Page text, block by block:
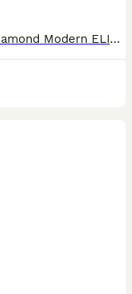
Sto, född -23 Iron-Sandakan-Royal Diamond Modern ELIT och välmeriterat möderne med flertalet diplomhästar. Inridning påbörjad. Känslig individ för omgivning. Något reaktivt beteende. Behöver tid och ryttare som har kunskap att hantera sådan individ. Rör sig trevligt. Löshoppad och visar god inställning till detta. En snäll individ som är enkel att hantera i det var